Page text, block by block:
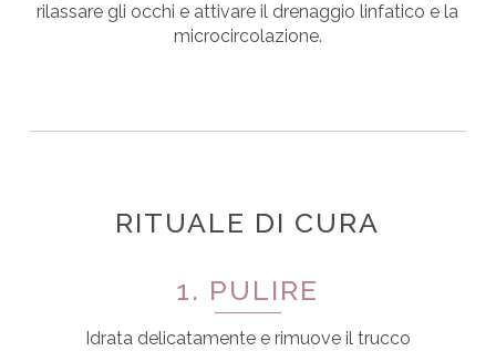
rilassare gli occhi e attivare il drenaggio linfatico e la
microcircolazione.
RITUALE DI CURA
1. PULIRE
Idrata delicatamente e rimuove il trucco